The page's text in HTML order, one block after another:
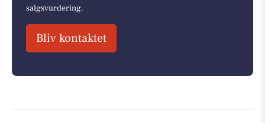
salgsvurdering.
Bliv kontaktet